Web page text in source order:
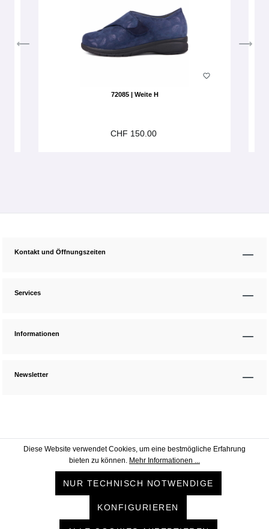
72085 | Weite H
CHF 150.00
Kontakt und Öffnungszeiten
Services
Informationen
Newsletter
Diese Website verwendet Cookies, um eine bestmögliche Erfahrung
bieten zu können. Mehr Informationen ...
NUR TECHNISCH NOTWENDIGE
KONFIGURIEREN